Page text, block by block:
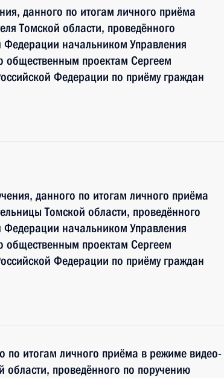
данного по итогам личного приёма
Томской области, проведённого
начальником Управления
общественным проектам Сергеем
Федерации по приёму граждан
данного по итогам личного приёма
Томской области, проведённого
начальником Управления
общественным проектам Сергеем
Федерации по приёму граждан
по итогам личного приёма в режиме видео-
проведённого по поручению